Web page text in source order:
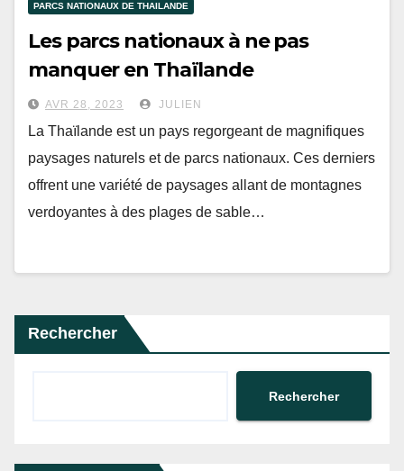
PARCS NATIONAUX DE THAILANDE
Les parcs nationaux à ne pas
manquer en Thaïlande
AVR 28, 2023 JULIEN
La Thaïlande est un pays regorgeant de magnifiques
paysages naturels et de parcs nationaux. Ces derniers
offrent une variété de paysages allant de montagnes
verdoyantes à des plages de sable…
Rechercher
Rechercher